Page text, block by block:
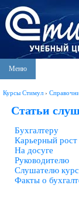
Меню
Курсы Стимул ›
Статьи
Бухгалтеру
Карьерный рост
На досуге
Руководителю
Слушателю
Факты о